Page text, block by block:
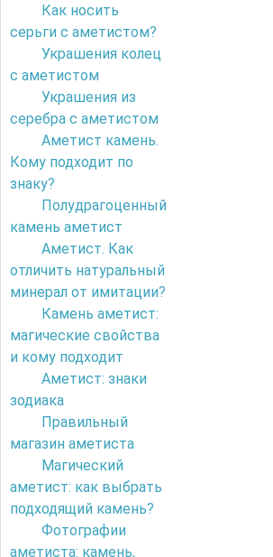
Как носить
серьги с аметистом?
Украшения колец
с аметистом
Украшения из
серебра с аметистом
Аметист камень.
Кому подходит по
знаку?
Полудрагоценный
камень аметист
Аметист. Как
отличить натуральный
минерал от имитации?
Камень аметист:
магические свойства
и кому подходит
Аметист: знаки
зодиака
Правильный
магазин аметиста
Магический
аметист: как выбрать
подходящий камень?
Фотографии
аметиста: камень,